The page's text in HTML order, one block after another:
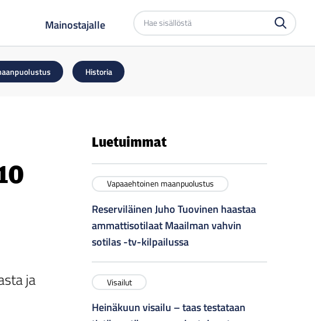
Mainostajalle
Etsi
sivustolta
Historia
ja
Luetuimmat
Vapaaehtoinen maanpuolustus
Reserviläinen Juho Tuovinen haastaa
ammattisotilaat Maailman vahvin
sotilas -tv-kilpailussa
Visailut
Heinäkuun visailu – taas testataan